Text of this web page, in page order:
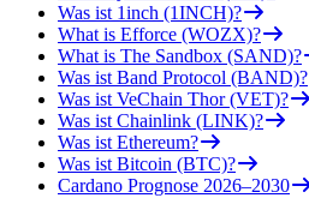
Was ist 1inch (1INCH)?
What is Efforce (WOZX)?
What is The Sandbox (SAND)?
Was ist Band Protocol (BAND)?
Was ist VeChain Thor (VET)?
Was ist Chainlink (LINK)?
Was ist Ethereum?
Was ist Bitcoin (BTC)?
Cardano Prognose 2026–2030